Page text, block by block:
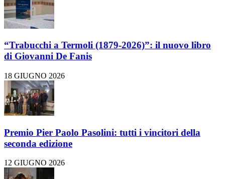
“Trabucchi a Termoli (1879-2026)”: il nuovo libro
di Giovanni De Fanis
18 GIUGNO 2026
Premio Pier Paolo Pasolini: tutti i vincitori della
seconda edizione
12 GIUGNO 2026